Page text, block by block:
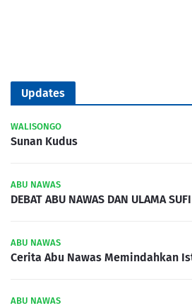
Updates
WALISONGO
Sunan Kudus
ABU NAWAS
DEBAT ABU NAWAS DAN ULAMA
ABU NAWAS
Cerita Abu Nawas Memindahkan
ABU NAWAS